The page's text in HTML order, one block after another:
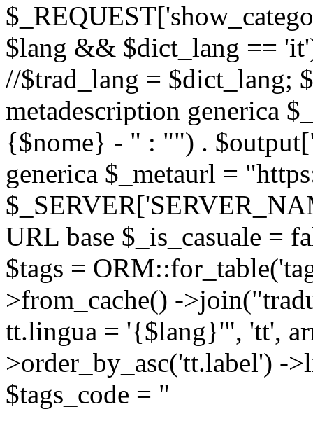
$lang && $dict_lang ==
//$trad_lang = $dict_lang;
metadescription generica
{$nome} - " : "") .
generica $_metaurl =
URL base $_is_casuale =
$tags =
>from_cache() -
tt.lingua = '{$lang}'", 'tt',
>order_by_asc('tt.label') -
$tags_code = "